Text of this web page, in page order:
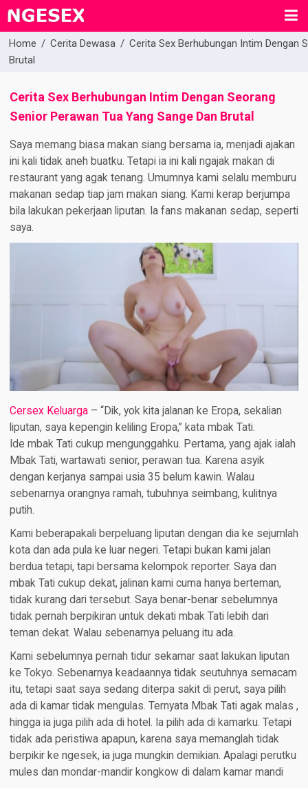
Home / Cerita Dewasa / Cerita Sex Berhubungan Intim Dengan
Brutal
Cerita Sex Berhubungan Intim Dengan Seorang
Senior Perawan Tua Yang Sange Dan Brutal
Saya memang biasa makan siang bersama ia, menjadi ajakan
ini kali tidak aneh buatku. Tetapi ia ini kali ngajak makan di
restaurant yang agak tenang. Umumnya kami selalu memburu
makanan sedap tiap jam makan siang. Kami kerap berjumpa
bila lakukan pekerjaan liputan. Ia fans makanan sedap, seperti
saya.
Cersex Keluarga– “Dik, yok kita jalanan ke Eropa, sekalian
liputan, saya kepengin keliling Eropa,” kata mbak Tati.
Ide mbak Tati cukup mengunggahku. Pertama, yang ajak ialah
Mbak Tati, wartawati senior, perawan tua. Karena asyik
dengan kerjanya sampai usia 35 belum kawin. Walau
sebenarnya orangnya ramah, tubuhnya seimbang, kulitnya
putih.
Kami beberapakali berpeluang liputan dengan dia ke sejumlah
kota dan ada pula ke luar negeri. Tetapi bukan kami jalan
berdua tetapi, tapi bersama kelompok reporter. Saya dan
mbak Tati cukup dekat, jalinan kami cuma hanya berteman,
tidak kurang dari tersebut. Saya benar-benar sebelumnya
tidak pernah berpikiran untuk dekati mbak Tati lebih dari
teman dekat. Walau sebenarnya peluang itu ada.
Kami sebelumnya pernah tidur sekamar saat lakukan liputan
ke Tokyo. Sebenarnya keadaannya tidak seutuhnya semacam
itu, tetapi saat saya sedang diterpa sakit di perut, saya pilih
ada di kamar tidak mengulas. Ternyata Mbak Tati agak malas ,
hingga ia juga pilih ada di hotel. Ia pilih ada di kamarku. Tetapi
tidak ada peristiwa apapun, karena saya memanglah tidak
berpikir ke ngesek, ia juga mungkin demikian. Apalagi perutku
mules dan mondar-mandir kongkow di dalam kamar mandi